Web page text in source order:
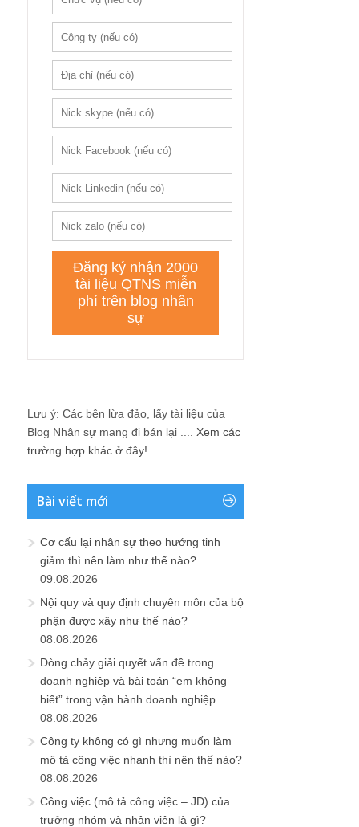
Lưu ý: Các bên lừa đảo, lấy tài liệu của
Blog Nhân sự mang đi bán lại .... Xem các
trường hợp khác ở đây!
Bài viết mới
Cơ cấu lại nhân sự theo hướng tinh
giảm thì nên làm như thế nào?
09.08.2026
Nội quy và quy định chuyên môn của bộ
phận được xây như thế nào?
08.08.2026
Dòng chảy giải quyết vấn đề trong
doanh nghiệp và bài toán “em không
biết” trong vận hành doanh nghiệp
08.08.2026
Công ty không có gì nhưng muốn làm
mô tả công việc nhanh thì nên thế nào?
08.08.2026
Công việc (mô tả công việc – JD) của
trưởng nhóm và nhân viên là gì?